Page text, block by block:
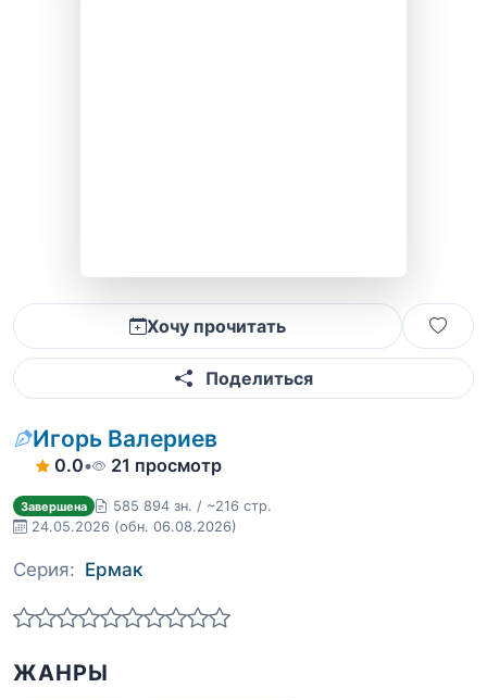
Хочу прочитать
Поделиться
Игорь Валериев
0.0• 21 просмотр
Завершена
585 894 зн. / ~216 стр.
24.05.2026 (обн. 06.08.2026)
Серия: Ермак
ЖАНРЫ